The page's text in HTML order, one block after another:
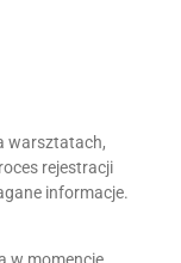
warsztatach,
rejestracji
informacje.